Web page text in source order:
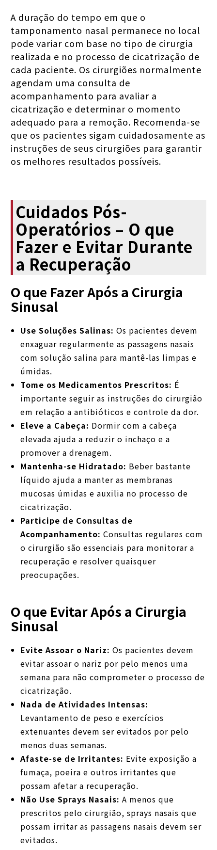
A duração do tempo em que o
tamponamento nasal permanece no local
pode variar com base no tipo de cirurgia
realizada e no processo de cicatrização de
cada paciente. Os cirurgiões normalmente
agendam uma consulta de
acompanhamento para avaliar a
cicatrização e determinar o momento
adequado para a remoção. Recomenda-se
que os pacientes sigam cuidadosamente as
instruções de seus cirurgiões para garantir
os melhores resultados possíveis.
Cuidados Pós-
Operatórios – O que
Fazer e Evitar Durante
a Recuperação
O que Fazer Após a Cirurgia
Sinusal
Use Soluções Salinas: Os pacientes devem
enxaguar regularmente as passagens nasais
com solução salina para mantê-las limpas e
úmidas.
Tome os Medicamentos Prescritos: É
importante seguir as instruções do cirurgião
em relação a antibióticos e controle da dor.
Eleve a Cabeça: Dormir com a cabeça
elevada ajuda a reduzir o inchaço e a
promover a drenagem.
Mantenha-se Hidratado: Beber bastante
líquido ajuda a manter as membranas
mucosas úmidas e auxilia no processo de
cicatrização.
Participe de Consultas de
Acompanhamento: Consultas regulares com
o cirurgião são essenciais para monitorar a
recuperação e resolver quaisquer
preocupações.
O que Evitar Após a Cirurgia
Sinusal
Evite Assoar o Nariz: Os pacientes devem
evitar assoar o nariz por pelo menos uma
semana para não comprometer o processo de
cicatrização.
Nada de Atividades Intensas:
Levantamento de peso e exercícios
extenuantes devem ser evitados por pelo
menos duas semanas.
Afaste-se de Irritantes: Evite exposição a
fumaça, poeira e outros irritantes que
possam afetar a recuperação.
Não Use Sprays Nasais: A menos que
prescritos pelo cirurgião, sprays nasais que
possam irritar as passagens nasais devem ser
evitados.